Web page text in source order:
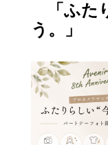
「ふた
う。」